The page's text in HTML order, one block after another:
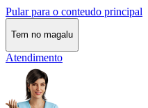
Pular para o conteudo principal
Tem no magalu
Atendimento